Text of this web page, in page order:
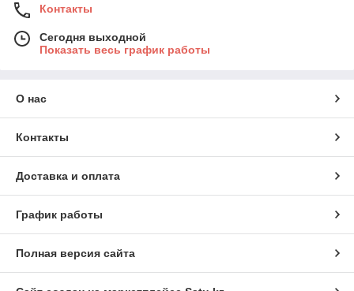
Контакты
Сегодня выходной
Показать весь график работы
О нас
Контакты
Доставка и оплата
График работы
Полная версия сайта